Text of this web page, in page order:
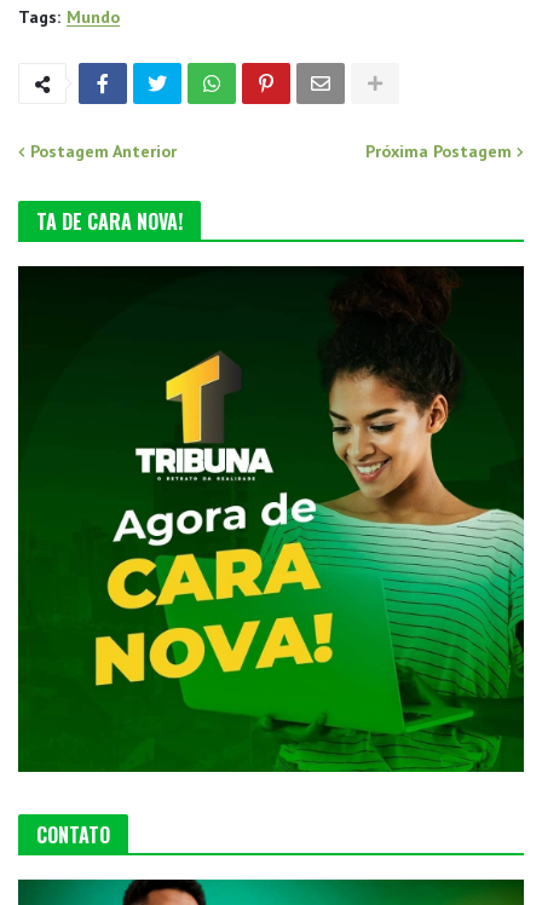
Tags: Mundo
Postagem Anterior Próxima Postagem
TA DE CARA NOVA!
CONTATO